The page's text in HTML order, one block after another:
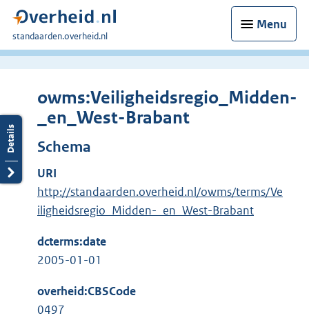
Menu
U
bent
standaarden.overheid.nl
owms:Veiligheidsregio_Midden-
_en_West-Brabant
Schema
URI
http://standaarden.overheid.nl/owms/terms/Ve
iligheidsregio_Midden-_en_West-Brabant
dcterms:date
2005-01-01
overheid:CBSCode
0497